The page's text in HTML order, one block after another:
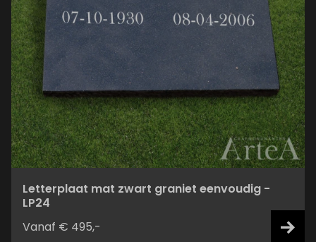
Letterplaat mat zwart graniet eenvoudig -
LP24
Vanaf € 495,-